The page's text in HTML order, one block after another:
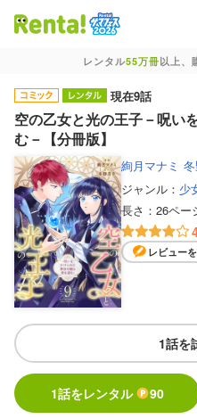
レンタル55万冊以上、
現在9話
空の乙女と光の王子－呪い
む－【分冊版】
絢月マナミ
ジャンル： 少
長さ： 26ペー
レビュー
1話を
1話をレンタル 90